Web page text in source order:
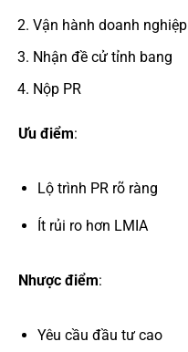
Vận hành doanh nghiệp
Nhận đề cử tỉnh bang
Nộp PR
Ưu điểm:
Lộ trình PR rõ ràng
Ít rủi ro hơn LMIA
Nhược điểm:
Yêu cầu đầu tư cao